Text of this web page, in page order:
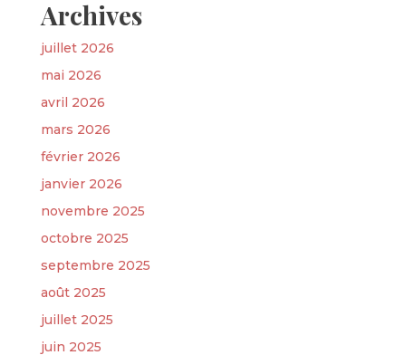
Archives
juillet 2026
mai 2026
avril 2026
mars 2026
février 2026
janvier 2026
novembre 2025
octobre 2025
septembre 2025
août 2025
juillet 2025
juin 2025